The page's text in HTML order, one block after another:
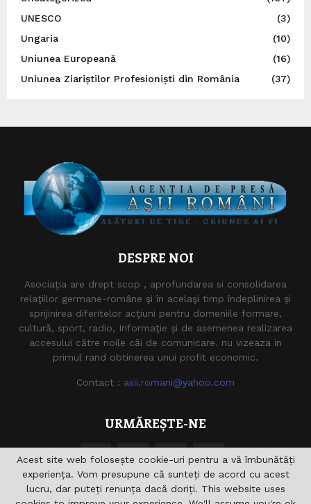
UNESCO
(3)
Ungaria
(10)
Uniunea Europeană
(16)
Uniunea Ziariștilor Profesioniști din România
(37)
DESPRE NOI
Asociaţia are drept scop , aprofundarea si consolidarea
relaţiilor germane-române şi în acelaşi timp îndeplinirea şi
sprijinirea diferitelor acţiuni pentru domeniile formare,
cultură, sport, radio, Informaţie şi de asemenea realizarea
accesului către noile căi de comunicare. nu vizeaza in
primul rand obtinerea unui profit economic.
Contact : asii.romani@yahoo.com
URMĂREȘTE-NE
Acest site web folosește cookie-uri pentru a vă îmbunătăți
experiența. Vom presupune că sunteți de acord cu acest
lucru, dar puteți renunța dacă doriți. This website uses